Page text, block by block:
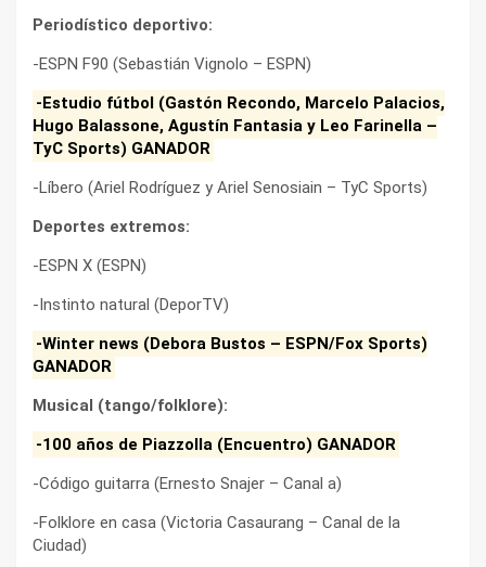
Periodístico deportivo:
-ESPN F90 (Sebastián Vignolo – ESPN)
-Estudio fútbol (Gastón Recondo, Marcelo Palacios,
Hugo Balassone, Agustín Fantasia y Leo Farinella –
TyC Sports) GANADOR
-Líbero (Ariel Rodríguez y Ariel Senosiain – TyC Sports)
Deportes extremos:
-ESPN X (ESPN)
-Instinto natural (DeporTV)
-Winter news (Debora Bustos – ESPN/Fox Sports)
GANADOR
Musical (tango/folklore):
-100 años de Piazzolla (Encuentro) GANADOR
-Código guitarra (Ernesto Snajer – Canal a)
-Folklore en casa (Victoria Casaurang – Canal de la
Ciudad)